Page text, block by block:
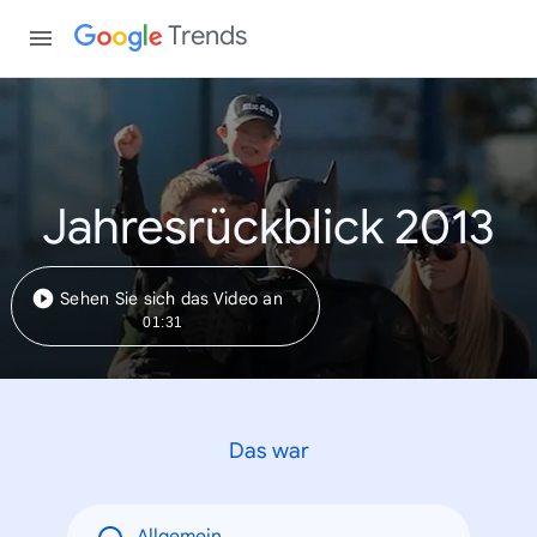
Trends
Jahresrückblick 2013
Sehen Sie sich das Video an
01:31
Das war